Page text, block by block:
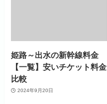
姫路～出水の新幹線料金
【一覧】安いチケット料金
比較
2024年9月20日